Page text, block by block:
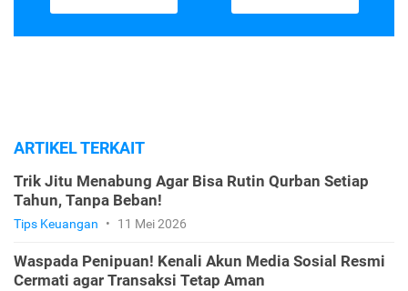
ARTIKEL TERKAIT
Trik Jitu Menabung Agar Bisa Rutin Qurban Setiap
Tahun, Tanpa Beban!
Tips Keuangan • 11 Mei 2026
Waspada Penipuan! Kenali Akun Media Sosial Resmi
Cermati agar Transaksi Tetap Aman